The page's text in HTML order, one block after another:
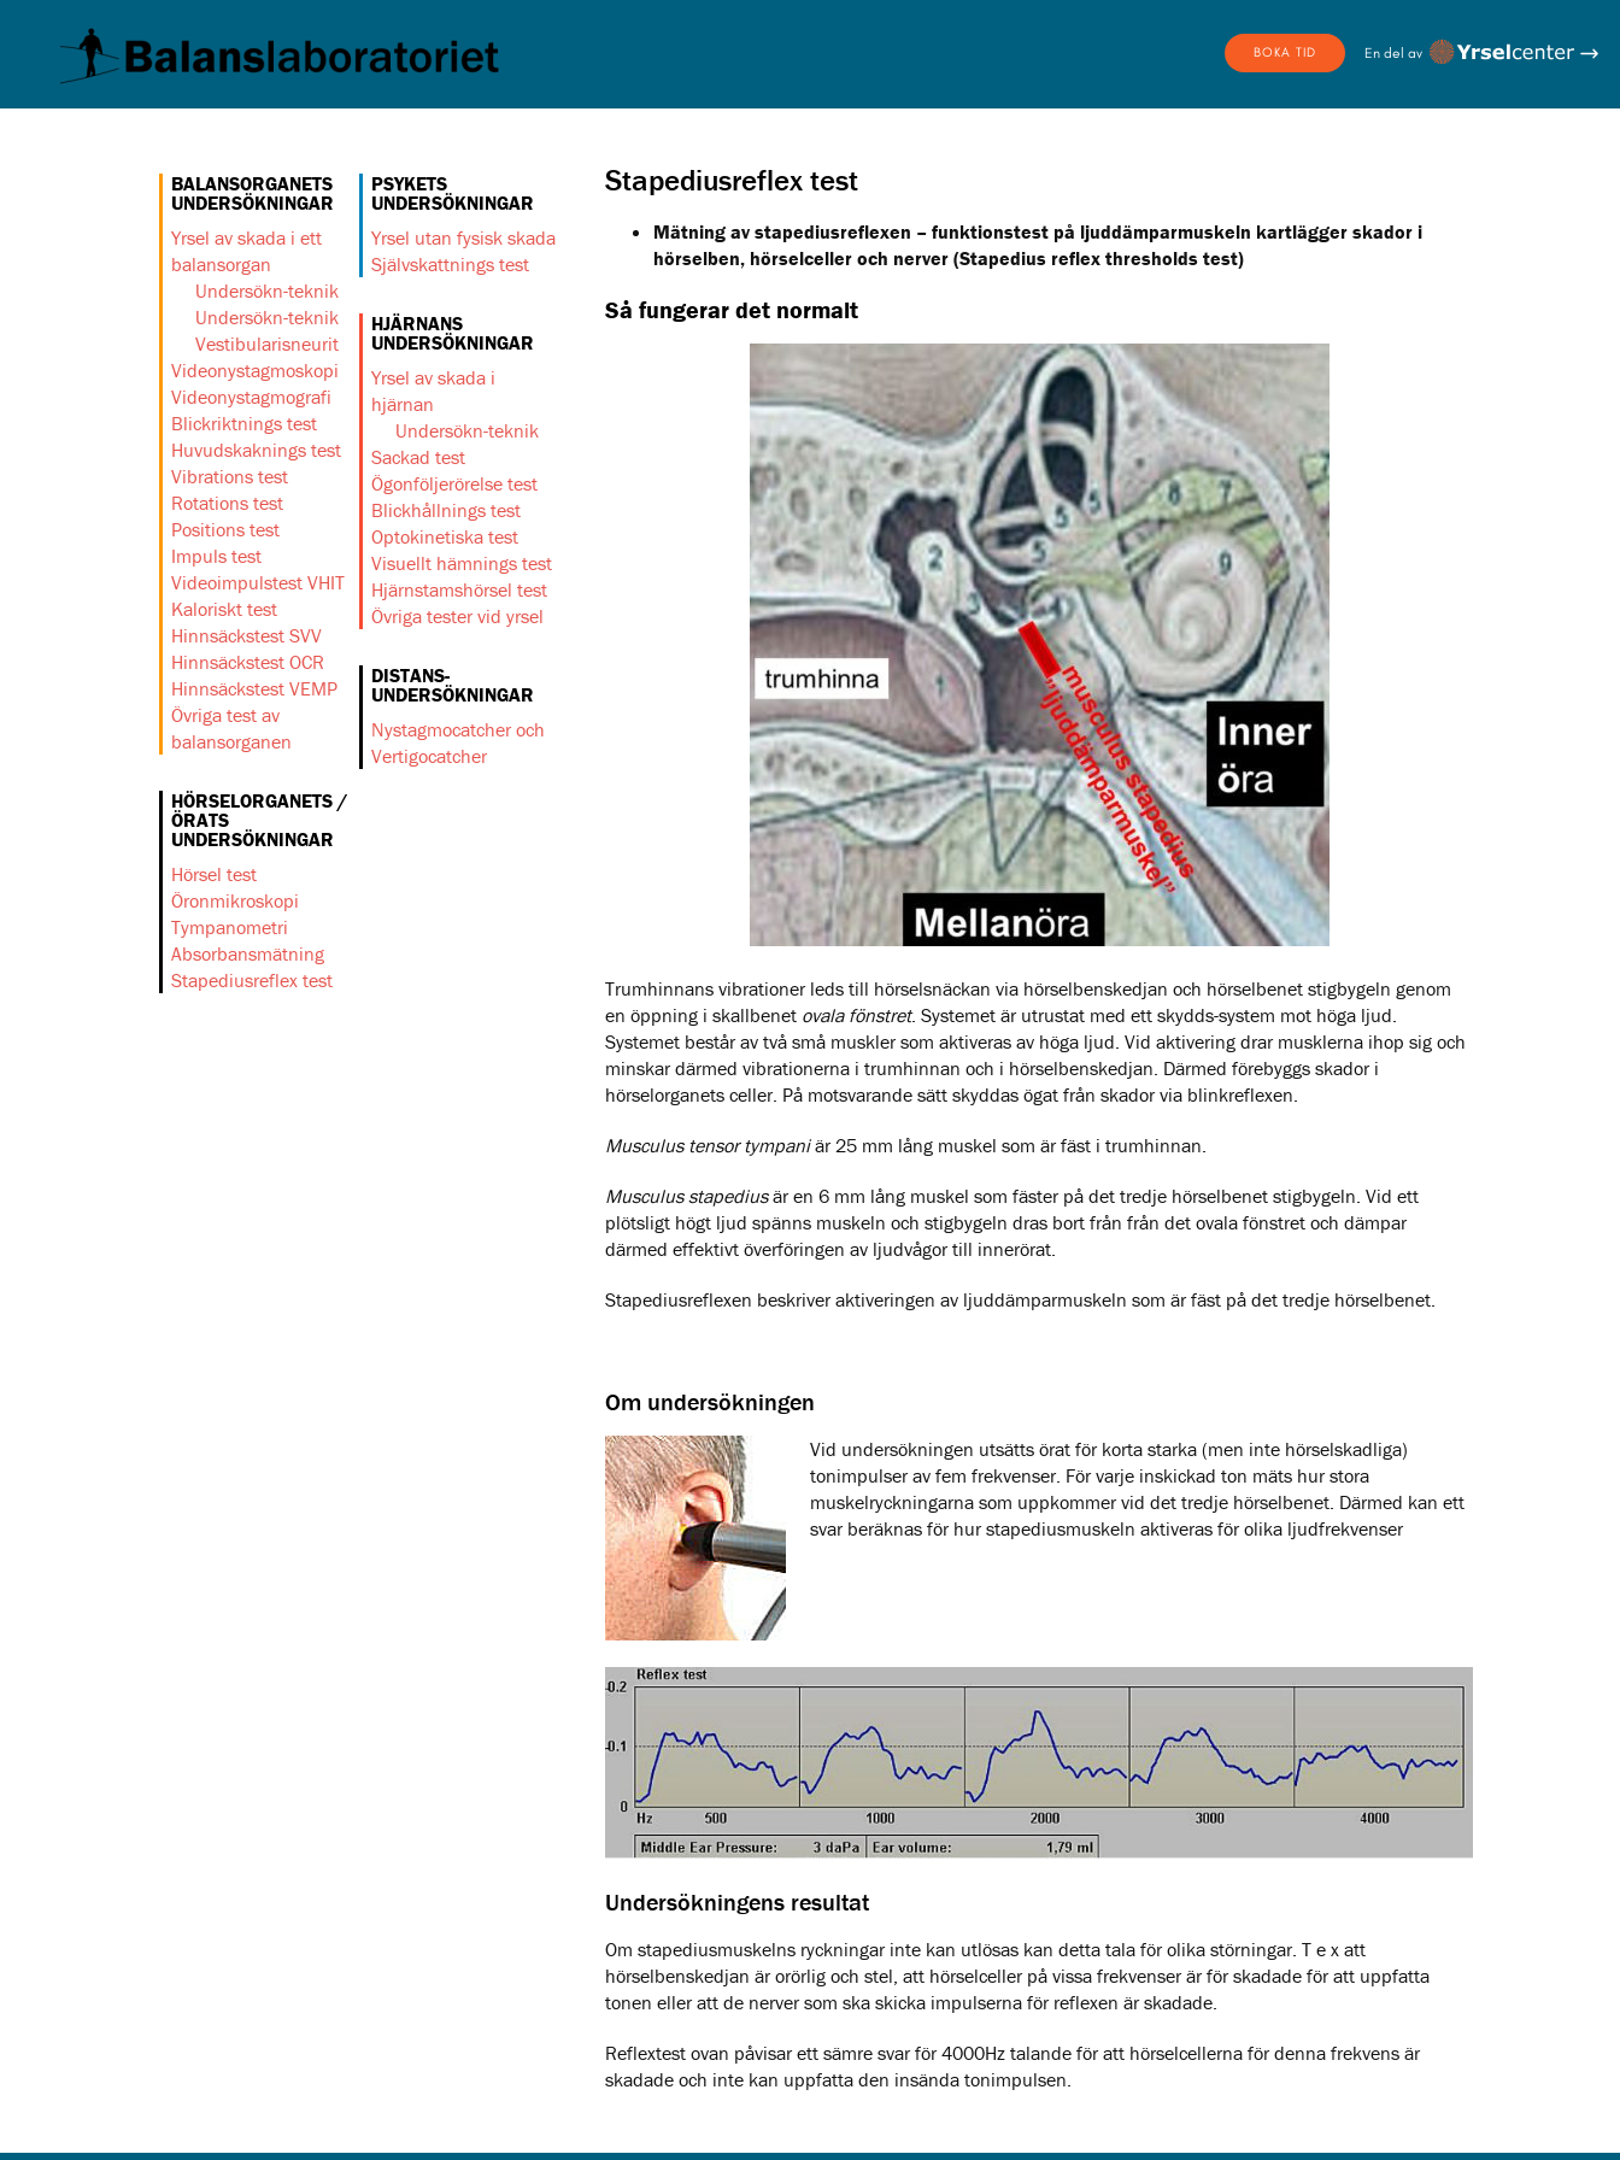
BOKA TID
Stapediusreflex test
Mätning av stapediusreflexen – funktionstest på ljuddämparmuskeln kartlägger skador i
hörselben, hörselceller och nerver (Stapedius reflex thresholds test)
Så fungerar det normalt
Trumhinnans vibrationer leds till hörselsnäckan via hörselbenskedjan och hörselbenet stigbygeln genom
en öppning i skallbenet ovala fönstret. Systemet är utrustat med ett skydds-system mot höga ljud.
Systemet består av två små muskler som aktiveras av höga ljud. Vid aktivering drar musklerna ihop sig och
minskar därmed vibrationerna i trumhinnan och i hörselbenskedjan. Därmed förebyggs skador i
hörselorganets celler. På motsvarande sätt skyddas ögat från skador via blinkreflexen.
Musculus tensor tympaniär 25 mm lång muskel som är fäst i trumhinnan.
Musculus stapediusär en 6 mm lång muskel som fäster på det tredje hörselbenet stigbygeln. Vid ett
plötsligt högt ljud spänns muskeln och stigbygeln dras bort från från det ovala fönstret och dämpar
därmed effektivt överföringen av ljudvågor till innerörat.
Stapediusreflexen beskriver aktiveringen av ljuddämparmuskeln som är fäst på det tredje hörselbenet.
Om undersökningen
Vid undersökningen utsätts örat för korta starka (men inte hörselskadliga)
tonimpulser av fem frekvenser. För varje inskickad ton mäts hur stora
muskelryckningarna som uppkommer vid det tredje hörselbenet. Därmed kan ett
svar beräknas för hur stapediusmuskeln aktiveras för olika ljudfrekvenser
Undersökningens resultat
Om stapediusmuskelns ryckningar inte kan utlösas kan detta tala för olika störningar. T e x att
hörselbenskedjan är orörlig och stel, att hörselceller på vissa frekvenser är för skadade för att uppfatta
tonen eller att de nerver som ska skicka impulserna för reflexen är skadade.
Reflextest ovan påvisar ett sämre svar för 4000Hz talande för att hörselcellerna för denna frekvens är
skadade och inte kan uppfatta den insända tonimpulsen.
BALANSORGANETS
UNDERSÖKNINGAR
Yrsel av skada i ett
balansorgan
Undersökn-teknik
Undersökn-teknik
Vestibularisneurit
Videonystagmoskopi
Videonystagmografi
Blickriktnings test
Huvudskaknings test
Vibrations test
Rotations test
Positions test
Impuls test
Videoimpulstest VHIT
Kaloriskt test
Hinnsäckstest SVV
Hinnsäckstest OCR
Hinnsäckstest VEMP
Övriga test av
balansorganen
HÖRSELORGANETS /
ÖRATS
UNDERSÖKNINGAR
Hörsel test
Öronmikroskopi
Tympanometri
Absorbansmätning
Stapediusreflex test
PSYKETS
UNDERSÖKNINGAR
Yrsel utan fysisk skada
Självskattnings test
HJÄRNANS
UNDERSÖKNINGAR
Yrsel av skada i
hjärnan
Undersökn-teknik
Sackad test
Ögonföljerörelse test
Blickhållnings test
Optokinetiska test
Visuellt hämnings test
Hjärnstamshörsel test
Övriga tester vid yrsel
DISTANS-
UNDERSÖKNINGAR
Nystagmocatcher och
Vertigocatcher